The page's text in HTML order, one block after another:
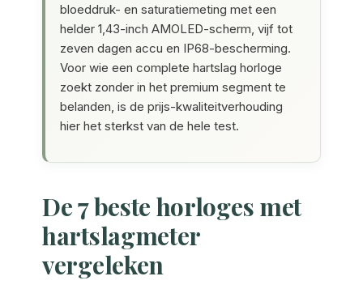
bloeddruk- en saturatiemeting met een
helder 1,43-inch AMOLED-scherm, vijf tot
zeven dagen accu en IP68-bescherming.
Voor wie een complete hartslag horloge
zoekt zonder in het premium segment te
belanden, is de prijs-kwaliteitverhouding
hier het sterkst van de hele test.
De 7 beste horloges met
hartslagmeter
vergeleken